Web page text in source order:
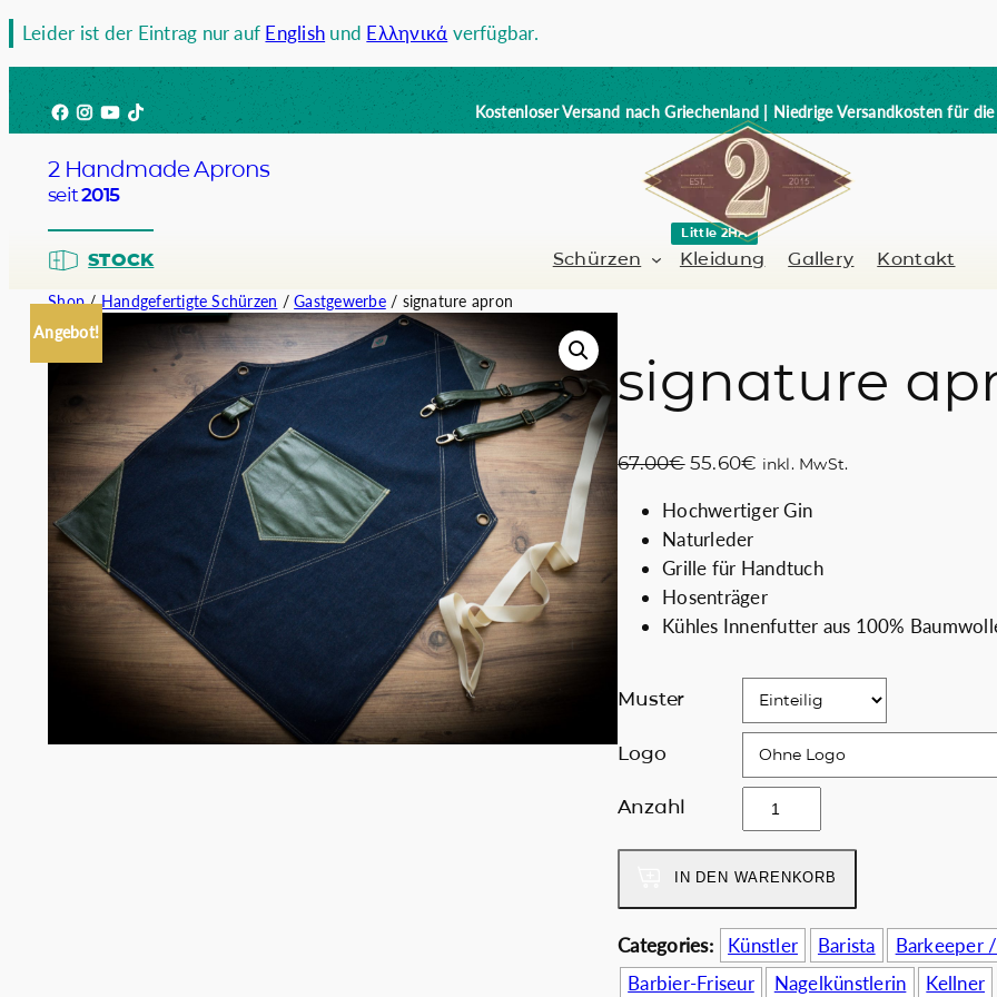
Zum
springen
Leider ist der Eintrag nur auf English und Ελληνικά verfügbar.
Facebook
Instagram
YouTube
TikTok Kostenloser Versand nach Griechenland | Niedrige Versandkosten für die
2 Handmade Aprons
seit2015
STOCK Schürzen
Barista
Bartender / Barman
Kellner
Chefkoch
Somelie
Barbier-Friseur Volllederschürzen
Kleidung
Little 2HA
Gallery Kontakt
Shop/Handgefertigte Schürzen /Gastgewerbe/ signature apron
Angebot!
signature
67.00€ U
s
p
r
ü
n
P
i
s
55.60€ A
t
e
l
l
r
P
r
e
s
i
t
:
inkl. MwSt.
Hochwertiger Gin
Naturleder
Grille für Handtuch
Hosenträger
Kühles Innenfutter aus 100%
Muster
Logo
Anzahl
i
g
n
a
t
u
IN DEN WARENKORB
Categories: Künstler Barista Barkeeper
Barbier-Friseur
Nagelkünstlerin Kellner